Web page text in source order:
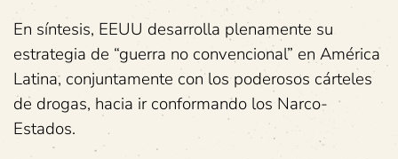
En síntesis, EEUU desarrolla plenamente su
estrategia de “guerra no convencional” en América
Latina, conjuntamente con los poderosos cárteles
de drogas, hacia ir conformando los Narco-
Estados.